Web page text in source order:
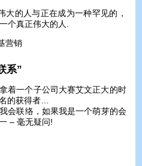
的人与正在成为一种罕见的，
个真正伟大的人.
营销
系”
着一个子公司大赛艾文正大的时
的获得者…
会联络，如果我是一个萌芽的会
– 毫无疑问!